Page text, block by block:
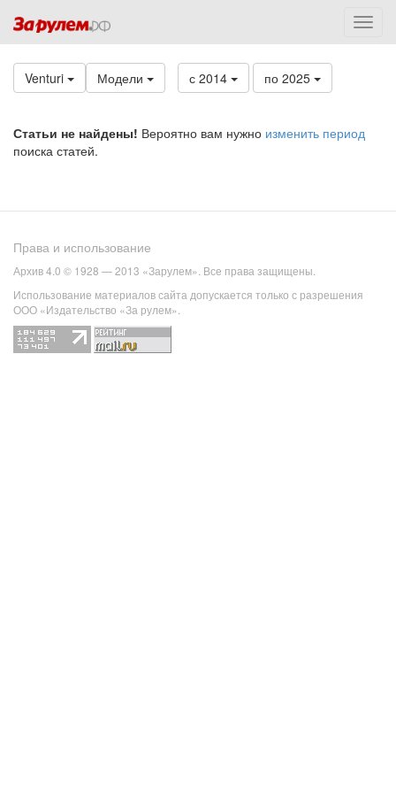
Venturi Модели с 2014 по 2025
Статьи не найдены! Вероятно вам нужно изменить период
поиска статей.
Права и использование
Архив 4.0 © 1928 — 2013 «Зарулем». Все права защищены.
Использование материалов сайта допускается только с разрешения
ООО «Издательство «За рулем».